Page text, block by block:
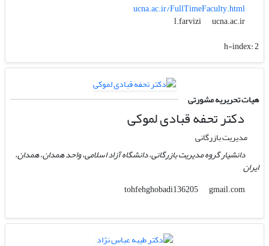
ucna.ac.ir/FullTimeFaculty.html
l.farvizi
ucna.ac.ir
h-index:2
هیات تحریریه مشورتی
دکتر تحفه قبادی لموکی
مدیریت بازرگانی
دانشیار گروه مدیریت بازرگانی، دانشگاه آزاد اسلامی، واحد همدان، همدان،
ایران
tohfehghobadi136205
gmail.com